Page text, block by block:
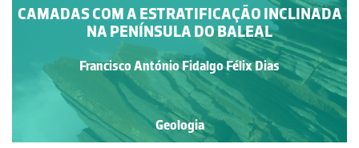
CAMADAS COM A ESTRATIFICAÇÃO INCLINADA
NA PENÍNSULA DO BALEAL
Francisco António Fidalgo Félix Dias
Geologia